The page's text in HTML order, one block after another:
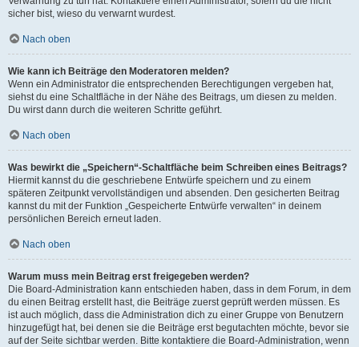
sicher bist, wieso du verwarnt wurdest.
Nach oben
Wie kann ich Beiträge den Moderatoren melden?
Wenn ein Administrator die entsprechenden Berechtigungen vergeben hat,
siehst du eine Schaltfläche in der Nähe des Beitrags, um diesen zu melden.
Du wirst dann durch die weiteren Schritte geführt.
Nach oben
Was bewirkt die „Speichern“-Schaltfläche beim Schreiben eines Beitrags?
Hiermit kannst du die geschriebene Entwürfe speichern und zu einem
späteren Zeitpunkt vervollständigen und absenden. Den gesicherten Beitrag
kannst du mit der Funktion „Gespeicherte Entwürfe verwalten“ in deinem
persönlichen Bereich erneut laden.
Nach oben
Warum muss mein Beitrag erst freigegeben werden?
Die Board-Administration kann entschieden haben, dass in dem Forum, in dem
du einen Beitrag erstellt hast, die Beiträge zuerst geprüft werden müssen. Es
ist auch möglich, dass die Administration dich zu einer Gruppe von Benutzern
hinzugefügt hat, bei denen sie die Beiträge erst begutachten möchte, bevor sie
auf der Seite sichtbar werden. Bitte kontaktiere die Board-Administration, wenn